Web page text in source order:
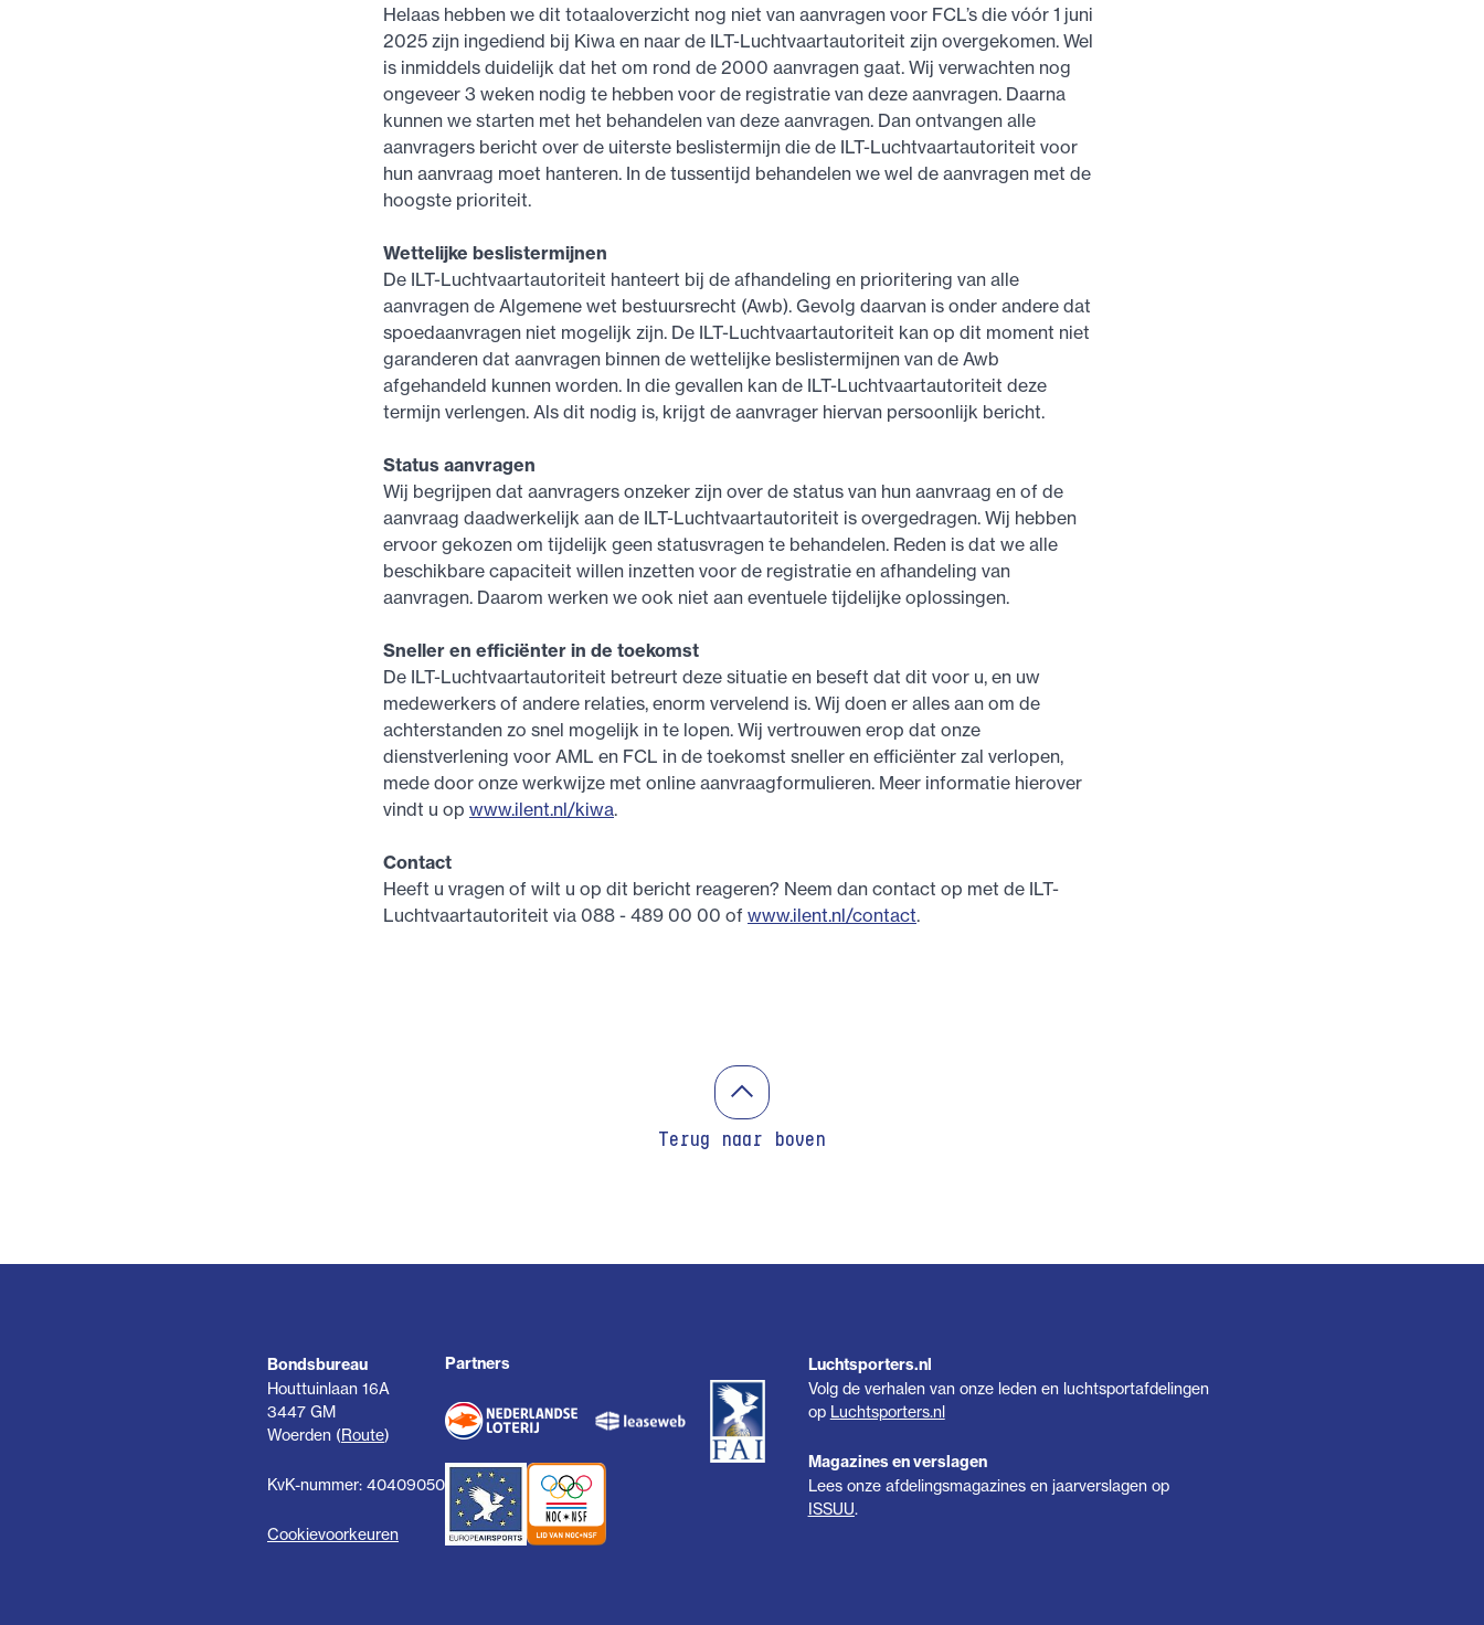
Helaas hebben we dit totaaloverzicht nog niet van aanvragen voor FCL’s die vóór 1 juni
2025 zijn ingediend bij Kiwa en naar de ILT-Luchtvaartautoriteit zijn overgekomen. Wel
is inmiddels duidelijk dat het om rond de 2000 aanvragen gaat. Wij verwachten nog
ongeveer 3 weken nodig te hebben voor de registratie van deze aanvragen. Daarna
kunnen we starten met het behandelen van deze aanvragen. Dan ontvangen alle
aanvragers bericht over de uiterste beslistermijn die de ILT-Luchtvaartautoriteit voor
hun aanvraag moet hanteren. In de tussentijd behandelen we wel de aanvragen met de
hoogste prioriteit.
Wettelijke beslistermijnen
De ILT-Luchtvaartautoriteit hanteert bij de afhandeling en prioritering van alle
aanvragen de Algemene wet bestuursrecht (Awb). Gevolg daarvan is onder andere dat
spoedaanvragen niet mogelijk zijn. De ILT-Luchtvaartautoriteit kan op dit moment niet
garanderen dat aanvragen binnen de wettelijke beslistermijnen van de Awb
afgehandeld kunnen worden. In die gevallen kan de ILT-Luchtvaartautoriteit deze
termijn verlengen. Als dit nodig is, krijgt de aanvrager hiervan persoonlijk bericht.
Status aanvragen
Wij begrijpen dat aanvragers onzeker zijn over de status van hun aanvraag en of de
aanvraag daadwerkelijk aan de ILT-Luchtvaartautoriteit is overgedragen. Wij hebben
ervoor gekozen om tijdelijk geen statusvragen te behandelen. Reden is dat we alle
beschikbare capaciteit willen inzetten voor de registratie en afhandeling van
aanvragen. Daarom werken we ook niet aan eventuele tijdelijke oplossingen.
Sneller en efficiënter in de toekomst
De ILT-Luchtvaartautoriteit betreurt deze situatie en beseft dat dit voor u, en uw
medewerkers of andere relaties, enorm vervelend is. Wij doen er alles aan om de
achterstanden zo snel mogelijk in te lopen. Wij vertrouwen erop dat onze
dienstverlening voor AML en FCL in de toekomst sneller en efficiënter zal verlopen,
mede door onze werkwijze met online aanvraagformulieren. Meer informatie hierover
vindt u op www.ilent.nl/kiwa.
Contact
Heeft u vragen of wilt u op dit bericht reageren? Neem dan contact op met de ILT-
Luchtvaartautoriteit via 088 - 489 00 00 of www.ilent.nl/contact.
Terug naar boven
Bondsbureau
Houttuinlaan 16A
3447 GM
Woerden (Route)
KvK-nummer: 40409050
Cookievoorkeuren
Partners Luchtsporters.nl
Volg de verhalen van onze leden en luchtsportafdelingen
op Luchtsporters.nl
Magazines en verslagen
Lees onze afdelingsmagazines en jaarverslagen op
ISSUU.